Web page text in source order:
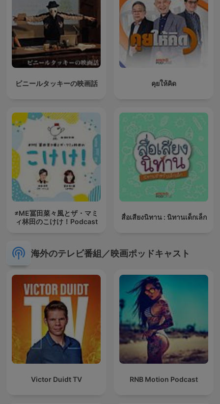
ビニールタッキーの映画話 คุยให้คิด
≠ME冨田菜々風とザ・マミ
ィ林田のこけけ！Podcast
สื่อเสียงนิทาน : นิทานเด็กเล็ก
海外のテレビ番組／映画ポッドキャスト
Victor Duidt TV RNB Motion Podcast